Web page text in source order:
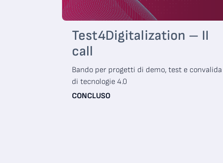
Test4Digitalization – II
call
Bando per progetti di demo, test e convalida
di tecnologie 4.0
CONCLUSO